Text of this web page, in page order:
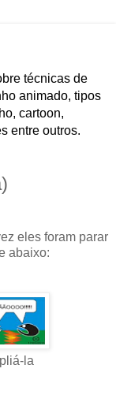
técnicas de
animado, tipos
cartoon,
entre outros.
eles foram parar
abaixo:
la